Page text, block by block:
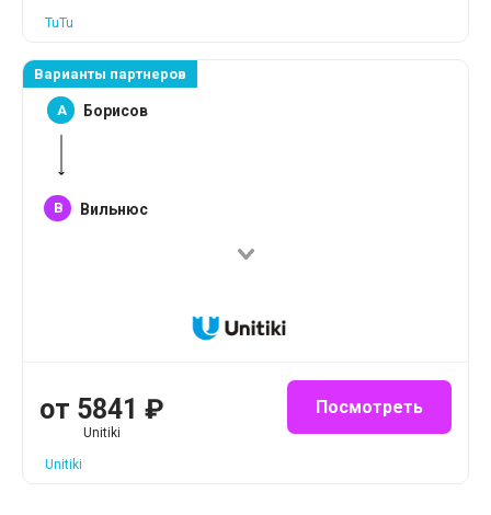
TuTu
Варианты партнеров
A Борисов
B Вильнюс
от 5841 ₽
Unitiki
Посмотреть
Unitiki